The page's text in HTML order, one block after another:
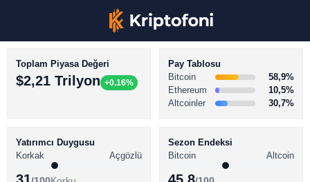
BİTCOİN HABERLERİ
ALTCOİN HABERLERİ
Toplam Piyasa Değeri
$2,21 Trilyon +0.16%
Pay Tablosu
Bitcoin
58,9%
Ethereum
10,5%
Altcoinler
30,7%
Yatırımcı Duygusu
Korkak
Açgözlü
Sezon Endeksi
Bitcoin
Altcoin